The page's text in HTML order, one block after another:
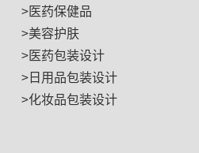
>医药保健品
>美容护肤
>医药包装设计
>日用品包装设计
>化妆品包装设计